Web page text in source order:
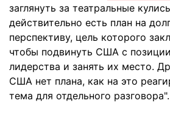
заглянуть за театральные
действительно есть план на
перспективу, цель которого
чтобы подвинуть США с
лидерства и занять их место.
США нет плана, как на это
тема для отдельного разговора".